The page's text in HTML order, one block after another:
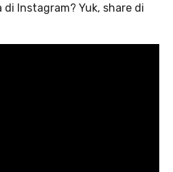
Instagram? Yuk, share di